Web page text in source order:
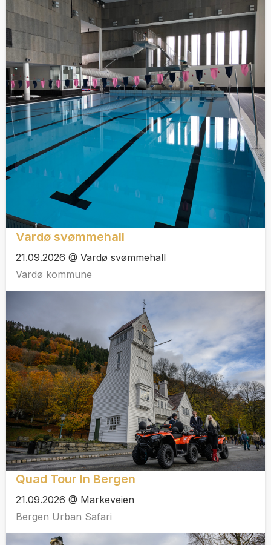
Vardø svømmehall
21.09.2026 @ Vardø svømmehall
Vardø kommune
Quad Tour In Bergen
21.09.2026 @ Markeveien
Bergen Urban Safari